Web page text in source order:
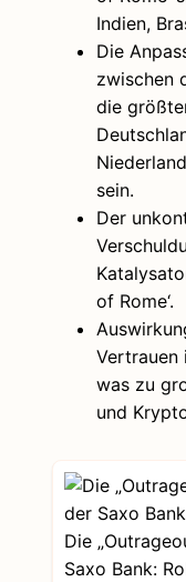
Indien,
Die
zwischen
die
sein.
Der
of Rome‘.
Vertrauen
was zu
und
Die
Saxo Bank: